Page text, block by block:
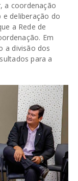
a coordenação
deliberação do
a Rede de
Em
a divisão dos
para a